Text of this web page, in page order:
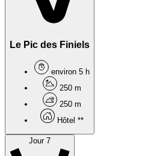
Le Pic des Finiels
environ 5 h
250 m
250 m
Hôtel **
Jour 7